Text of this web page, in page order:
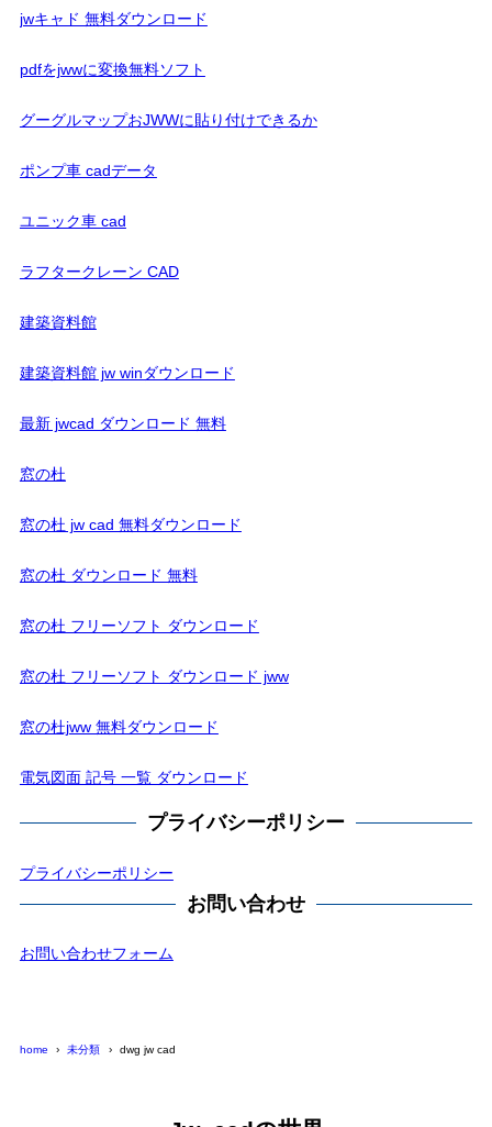
jwキャド 無料ダウンロード
pdfをjwwに変換無料ソフト
グーグルマップおJWWに貼り付けできるか
ポンプ車 cadデータ
ユニック車 cad
ラフタークレーン CAD
建築資料館
建築資料館 jw winダウンロード
最新 jwcad ダウンロード 無料
窓の杜
窓の杜 jw cad 無料ダウンロード
窓の杜 ダウンロード 無料
窓の杜 フリーソフト ダウンロード
窓の杜 フリーソフト ダウンロード jww
窓の杜jww 無料ダウンロード
電気図面 記号 一覧 ダウンロード
プライバシーポリシー
プライバシーポリシー
お問い合わせ
お問い合わせフォーム
home 未分類 dwg jw cad